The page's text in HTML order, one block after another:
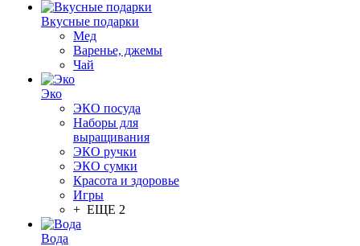
Вкусные подарки
Мед
Варенье, джемы
Чай
Эко
ЭКО посуда
Наборы для
выращивания
ЭКО ручки
ЭКО сумки
Красота и здоровье
Игры
+ ЕЩЕ 2
Вода